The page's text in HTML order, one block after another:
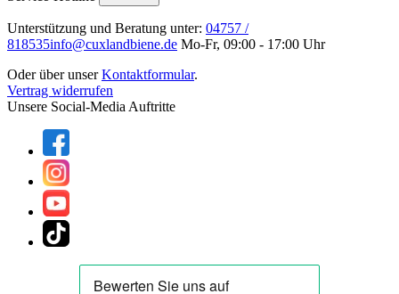
Unterstützung und Beratung unter: 04757 /
818535info@cuxlandbiene.de Mo-Fr, 09:00 - 17:00 Uhr
Oder über unserKontaktformular.
Vertrag widerrufen
Unsere Social-Media Auftritte